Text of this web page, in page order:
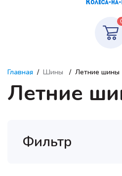
Главная Шины Летние шины
Летние
Фильтр